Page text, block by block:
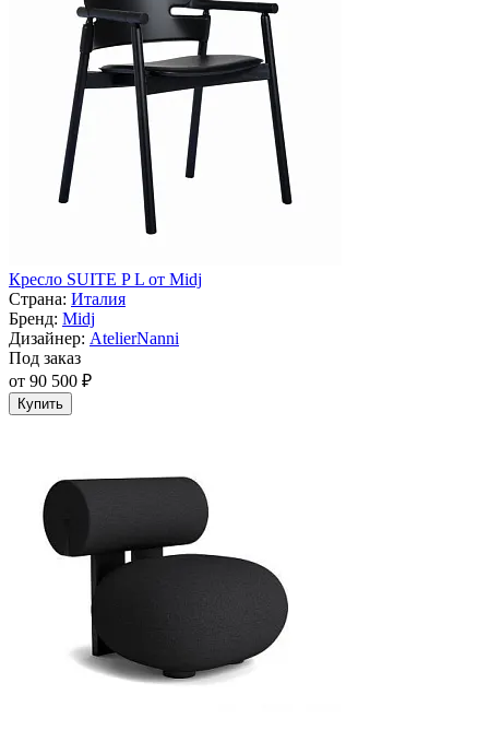
Кресло SUITE P L от Midj
Страна: Италия
Бренд: Midj
Дизайнер: AtelierNanni
Под заказ
от 90 500 ₽
Купить